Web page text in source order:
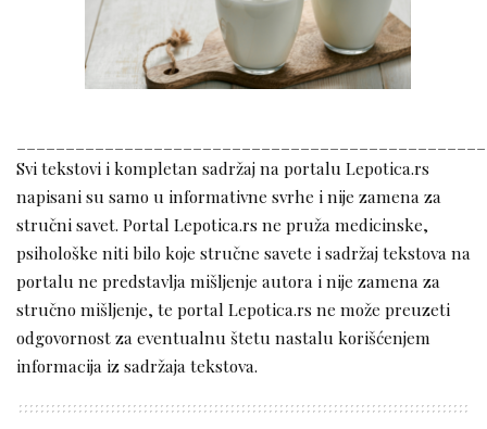
Svi tekstovi i kompletan sadržaj na portalu Lepotica.rs
napisani su samo u informativne svrhe i nije zamena za
stručni savet. Portal Lepotica.rs ne pruža medicinske,
psihološke niti bilo koje stručne savete i sadržaj tekstova na
portalu ne predstavlja mišljenje autora i nije zamena za
stručno mišljenje, te portal Lepotica.rs ne može preuzeti
odgovornost za eventualnu štetu nastalu korišćenjem
informacija iz sadržaja tekstova.